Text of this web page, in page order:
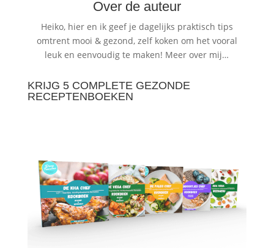
Over de auteur
Heiko, hier en ik geef je dagelijks praktisch tips
omtrent mooi & gezond, zelf koken om het vooral
leuk en eenvoudig te maken! Meer over mij…
KRIJG 5 COMPLETE GEZONDE
RECEPTENBOEKEN